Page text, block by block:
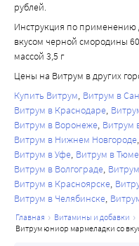
рублей.
Инструкция по
вкусом черной смородины
массой 3,5 г
Цены на Витрум в других
Купить Витрум Витрум в
Витрум в Краснодаре
Витрум в Воронеже Витрум
Витрум в Нижнем Новгороде
Витрум в Уфе Витрум в
Витрум в Волгограде
Витрум в Красноярске
Витрум в Челябинске
главная витамины и добавки
витрум юниор мармеладки со вкусом